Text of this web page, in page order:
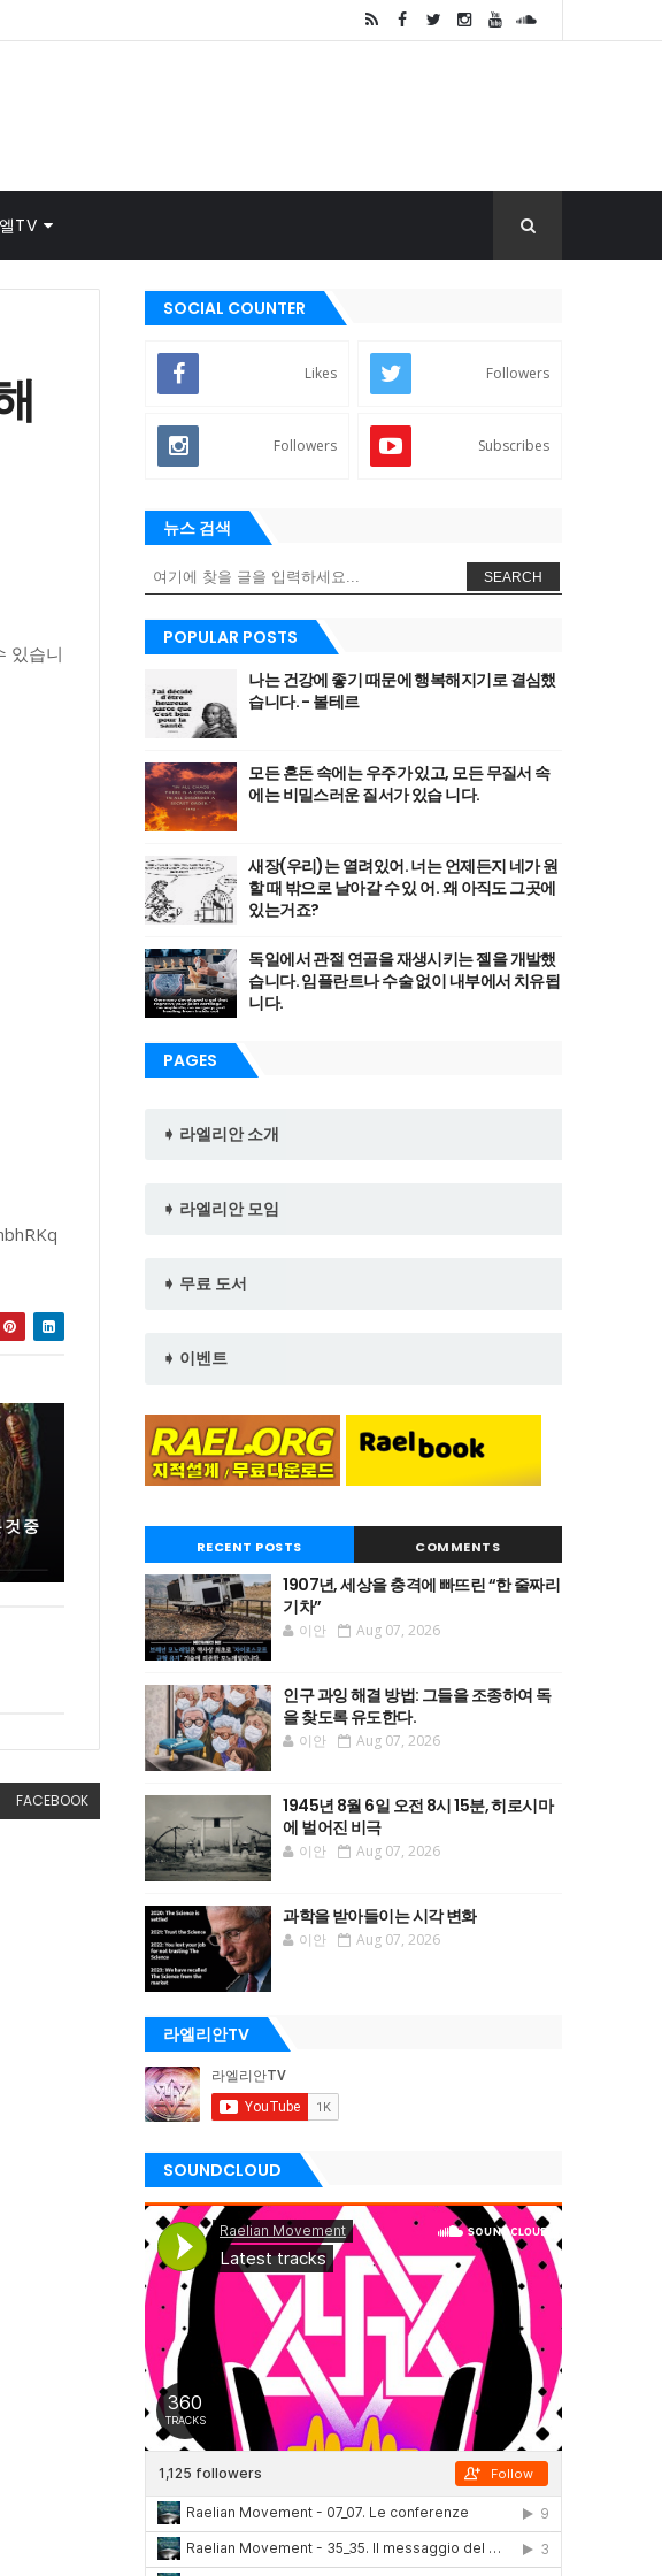
TV
있습니
것 중
FACEBOOK
SOCIAL COUNTER
Likes Followers
Followers Subscribes
뉴스 검색
SEARCH
POPULAR POSTS
나는 건강에 좋기 때문에 행복해지기로 결심했
습니다. - 볼테르
모든 혼돈 속에는 우주가 있고, 모든 무질서 속
에는 비밀스러운 질서가 있습 니다.
새장(우리)는 열려있어. 너는 언제든지 네가 원
할 때 밖으로 날아갈 수 있 어. 왜 아직도 그곳에
있는거죠?
독일에서 관절 연골을 재생시키는 젤을 개발했
습니다. 임플란트나 수술 없이 내부에서 치유됩
니다.
PAGES
➧ 라엘리안 소개
➧ 라엘리안 모임
➧ 무료 도서
➧ 이벤트
RECENT POSTS COMMENTS
1907년, 세상을 충격에 빠뜨린 “한 줄짜리
기차”
이안 Aug 07, 2026
인구 과잉 해결 방법: 그들을 조종하여 독
을 찾도록 유도한다.
이안 Aug 07, 2026
1945년 8월 6일 오전 8시 15분, 히로시마
에 벌어진 비극
이안 Aug 07, 2026
과학을 받아들이는 시각 변화
이안 Aug 07, 2026
라엘리안TV
SOUNDCLOUD